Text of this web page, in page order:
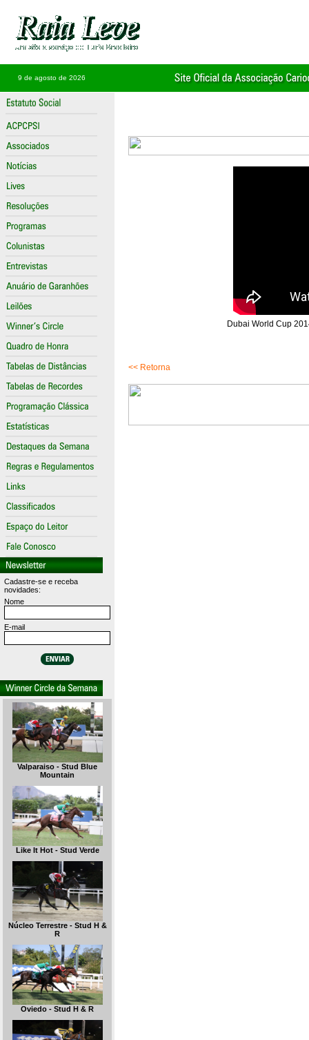
9 de agosto de 2026
Cadastre-se e receba
novidades:
Nome
E-mail
Valparaiso - Stud Blue
Mountain
Like It Hot - Stud Verde
Núcleo Terrestre - Stud H &
R
Oviedo - Stud H & R
Dubai World Cup
<< Retorna